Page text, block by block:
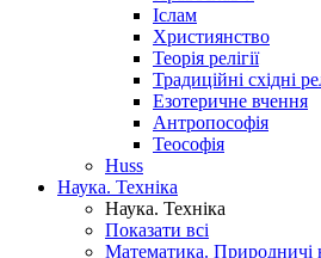
Іслам
Християнство
Теорія релігії
Традиційні східні
Езотеричне вчення
Антропософія
Теософія
Huss
Наука. Техніка
Наука. Техніка
Показати всі
Математика. Природничі